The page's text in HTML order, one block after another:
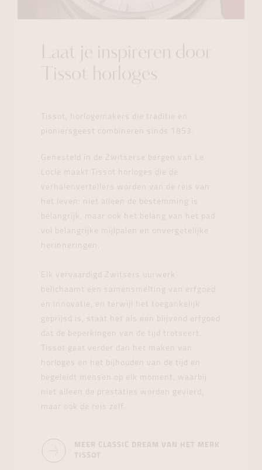
Laat je inspireren door
Tissot horloges
Tissot, horlogemakers die traditie en
pioniersgeest combineren sinds 1853.
Genesteld in de Zwitserse bergen van Le
Locle maakt Tissot horloges die de
verhalenvertellers worden van de reis van
het leven: niet alleen de bestemming is
belangrijk, maar ook het belang van het pad
vol belangrijke mijlpalen en onvergetelijke
herinneringen.
Elk vervaardigd Zwitsers uurwerk
belichaamt een samensmelting van erfgoed
en innovatie, en terwijl het toegankelijk
geprijsd is, staat het als een blijvend erfgoed
dat de beperkingen van de tijd trotseert.
Tissot gaat verder dan het maken van
horloges en het bijhouden van de tijd en
begeleidt mensen op elk moment, waarbij
niet alleen de prestaties worden gevierd,
maar ook de reis zelf.
MEER CLASSIC DREAM VAN HET MERK
TISSOT